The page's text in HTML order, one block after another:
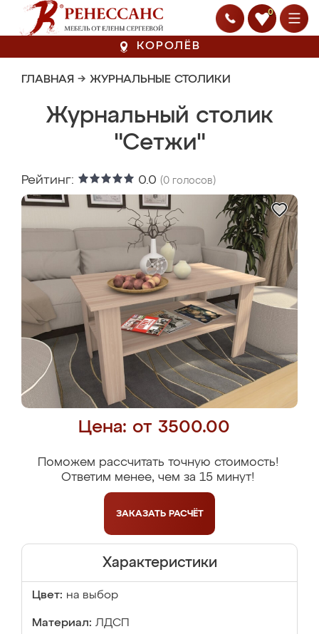
0
КОРОЛЁВ
ГЛАВНАЯ → ЖУРНАЛЬНЫЕ СТОЛИКИ
Журнальный столик
"Сетжи"
Рейтинг: 0.0 (0 голосов)
Цена: от 3500.00
Поможем рассчитать точную стоимость!
Ответим менее, чем за 15 минут!
ЗАКАЗАТЬ РАСЧЁТ
Характеристики
Цвет: на выбор
Материал: ЛДСП